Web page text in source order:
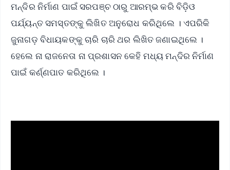
ମନ୍ଦିର ନିର୍ମାଣ ପାଇଁ ସରପଞ୍ଚ ଠାରୁ ଆରମ୍ଭ କରି ବିଡ଼ିଓ
ପର୍ଯ୍ୟନ୍ତ ସମସ୍ତଙ୍କୁ ଲିଖିତ ଅନୁରୋଧ କରିଥିଲେ । ଏପରିକି
ଜୁନାଗଡ଼ ବିଧାୟକଙ୍କୁ ଚାରି ଚାରି ଥର ଲିଖିତ ଜଣାଇଥିଲେ ।
ହେଲେ ନା ରାଜନେତା ନା ପ୍ରଶାସନ କେହି ମଧ୍ୟ ମନ୍ଦିର ନିର୍ମାଣ
ପାଇଁ କର୍ଣ୍ଣପାତ କରିଥିଲେ ।